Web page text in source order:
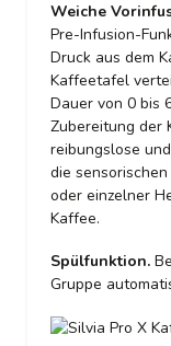
Weiche
Pre-Infusion-
Druck aus dem
Kaffeetafel
Dauer von 0 bis
Zubereitung der
reibungslose
die
oder einzelner
Kaffee.
Spülfunktion.
Gruppe